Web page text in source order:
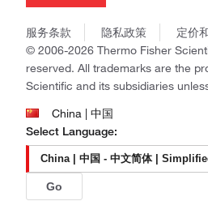
商标
政策和通知
Ion Torrent
Unity Lab Services
Patheon
服务条款 隐私政策
定价
© 2006-2026 Thermo Fisher
reserved. All trademarks are the
Scientific and its subsidiaries
China | 中国
Select Language:
Go